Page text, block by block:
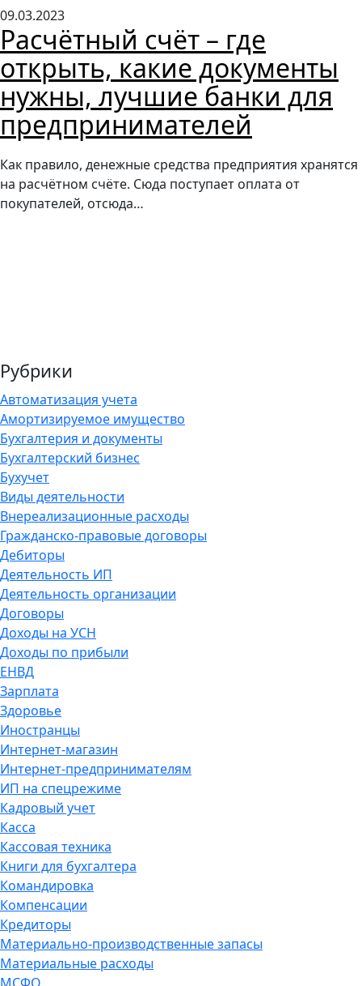
09.03.2023
Расчётный счёт – где
открыть, какие документы
нужны, лучшие банки для
предпринимателей
Как правило, денежные средства предприятия хранятся
на расчётном счёте. Сюда поступает оплата от
покупателей, отсюда…
Рубрики
Автоматизация учета
Амортизируемое имущество
Бухгалтерия и документы
Бухгалтерский бизнес
Бухучет
Виды деятельности
Внереализационные расходы
Гражданско-правовые договоры
Дебиторы
Деятельность ИП
Деятельность организации
Договоры
Доходы на УСН
Доходы по прибыли
ЕНВД
Зарплата
Здоровье
Иностранцы
Интернет-магазин
Интернет-предпринимателям
ИП на спецрежиме
Кадровый учет
Касса
Кассовая техника
Книги для бухгалтера
Командировка
Компенсации
Кредиторы
Материально-производственные запасы
Материальные расходы